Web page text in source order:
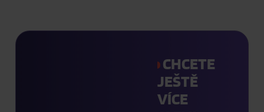
CHCETE
JEŠTĚ
VÍCE